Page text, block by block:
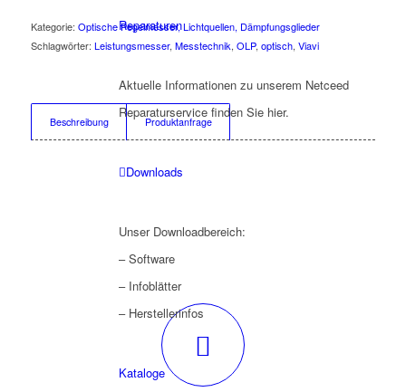
Reparaturen
Aktuelle Informationen zu unserem Netceed
Reparaturservice finden Sie hier.
Downloads
Unser Downloadbereich:
– Software
– Infoblätter
– Herstellerinfos
Kataloge
Kategorie: Optische Pegelmesser, Lichtquellen, Dämpfungsglieder
Schlagwörter: Leistungsmesser, Messtechnik, OLP, optisch, Viavi
Beschreibung Produktanfrage